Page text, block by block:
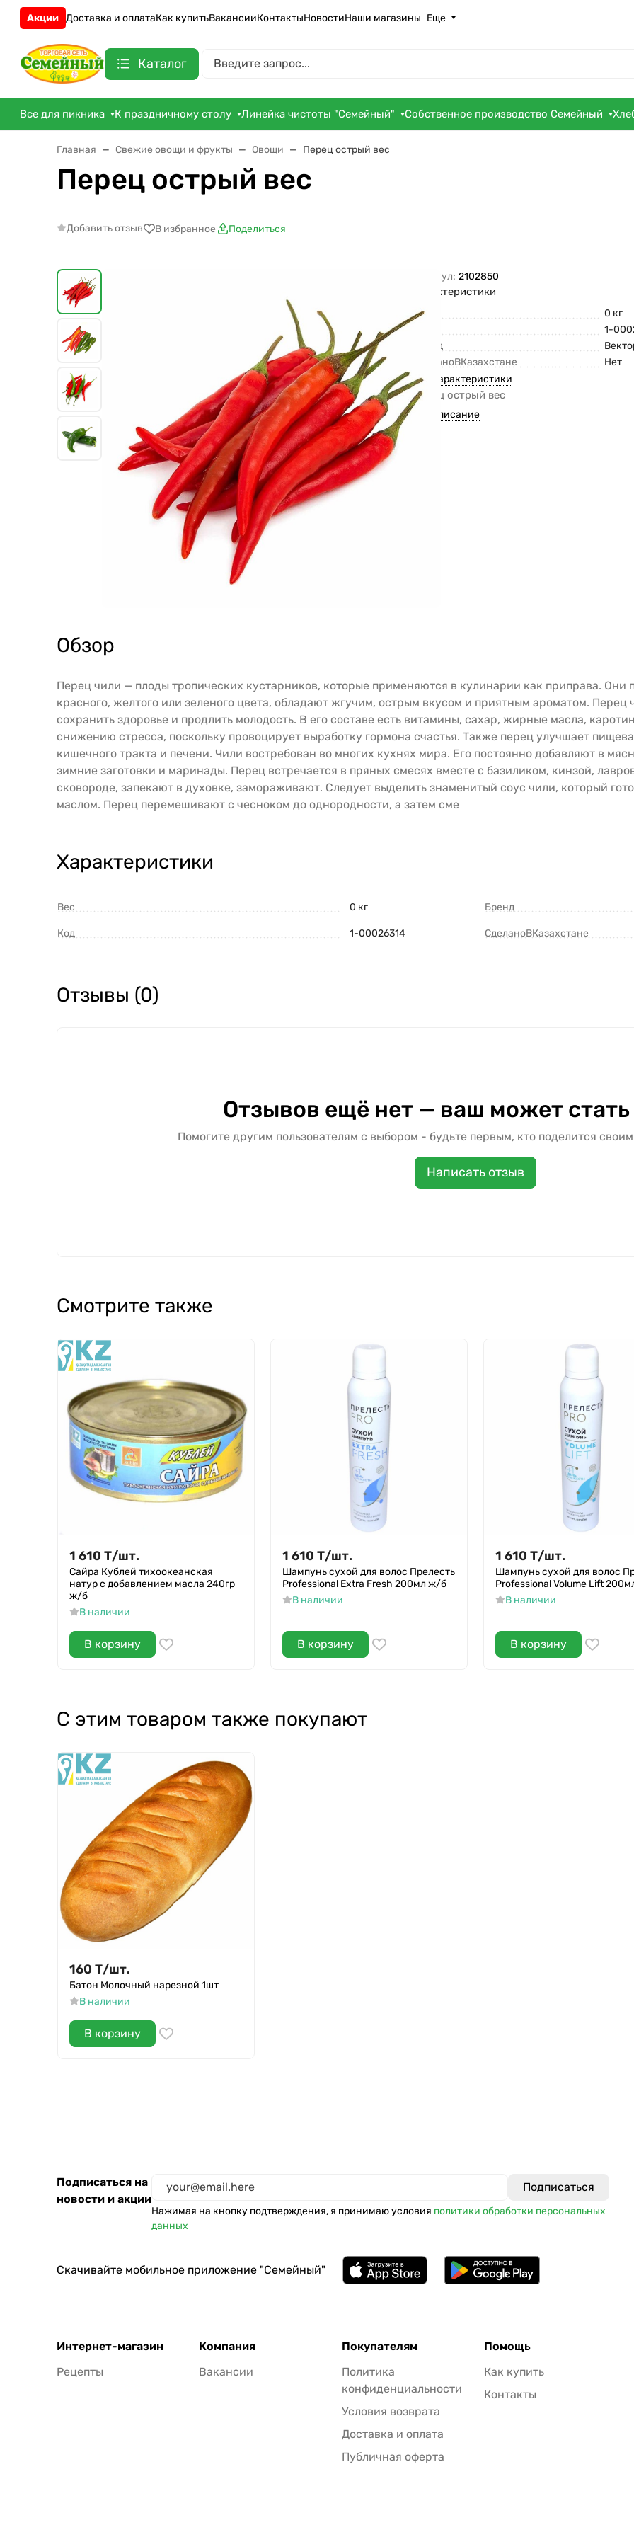
Акции Доставка и оплатаКак купитьВакансииКонтактыНовостиНаши магазины Еще
Каталог
Все для пикника К праздничному столу Линейка чистоты "Семейный" Собственное производство Семейный
Главная Свежие овощи и фрукты Овощи Перец острый вес
Перец острый вес
Добавить отзыв В избранное Поделиться
Артикул: 2102850
Характеристики
Вес
0 кг
1-
Бренд
СделаноВКазахстане
Нет
Все характеристики
Перец острый вес
Все описание
Обзор
Перец чили — плоды тропических кустарников, которые применяются в кулинарии как приправа. Они
красного, желтого или зеленого цвета, обладают жгучим, острым вкусом и приятным ароматом.
сохранить здоровье и продлить молодость. В его составе есть витамины, сахар, жирные масла,
снижению стресса, поскольку провоцирует выработку гормона счастья. Также перец улучшает
кишечного тракта и печени. Чили востребован во многих кухнях мира. Его постоянно добавляют в
зимние заготовки и маринады. Перец встречается в пряных смесях вместе с базиликом, кинзой,
сковороде, запекают в духовке, замораживают. Следует выделить знаменитый соус чили, который
маслом. Перец перемешивают с чесноком до однородности, а затем сме
Характеристики
Вес 0 кг
Код 1-00026314
Бренд
СделаноВКазахстане
Отзывы (0)
Отзывов ещё нет — ваш может
Помогите другим пользователям с выбором - будьте первым, кто поделится
Написать отзыв
Смотрите также
1 610 Т/шт.
Сайра Кублей тихоокеанская
натур с добавлением масла 240гр
ж/б
В наличии
В корзину
1 610 Т/шт.
Шампунь сухой для волос Прелесть
Professional Extra Fresh 200мл ж/б
В наличии
В корзину
1 610 Т/шт.
Шампунь сухой для волос
Professional Volume Lift
В наличии
В корзину
С этим товаром также покупают
160 Т/шт.
Батон Молочный нарезной 1шт
В наличии
В корзину
Подписаться на
новости и акции
Нажимая на кнопку подтверждения, я принимаю условия политики обработки персональных
данных
Скачивайте мобильное приложение "Семейный"
Интернет-магазин
Рецепты
Компания
Вакансии
Покупателям
Политика
конфиденциальности
Условия возврата
Доставка и оплата
Публичная оферта
Помощь
Как купить
Контакты